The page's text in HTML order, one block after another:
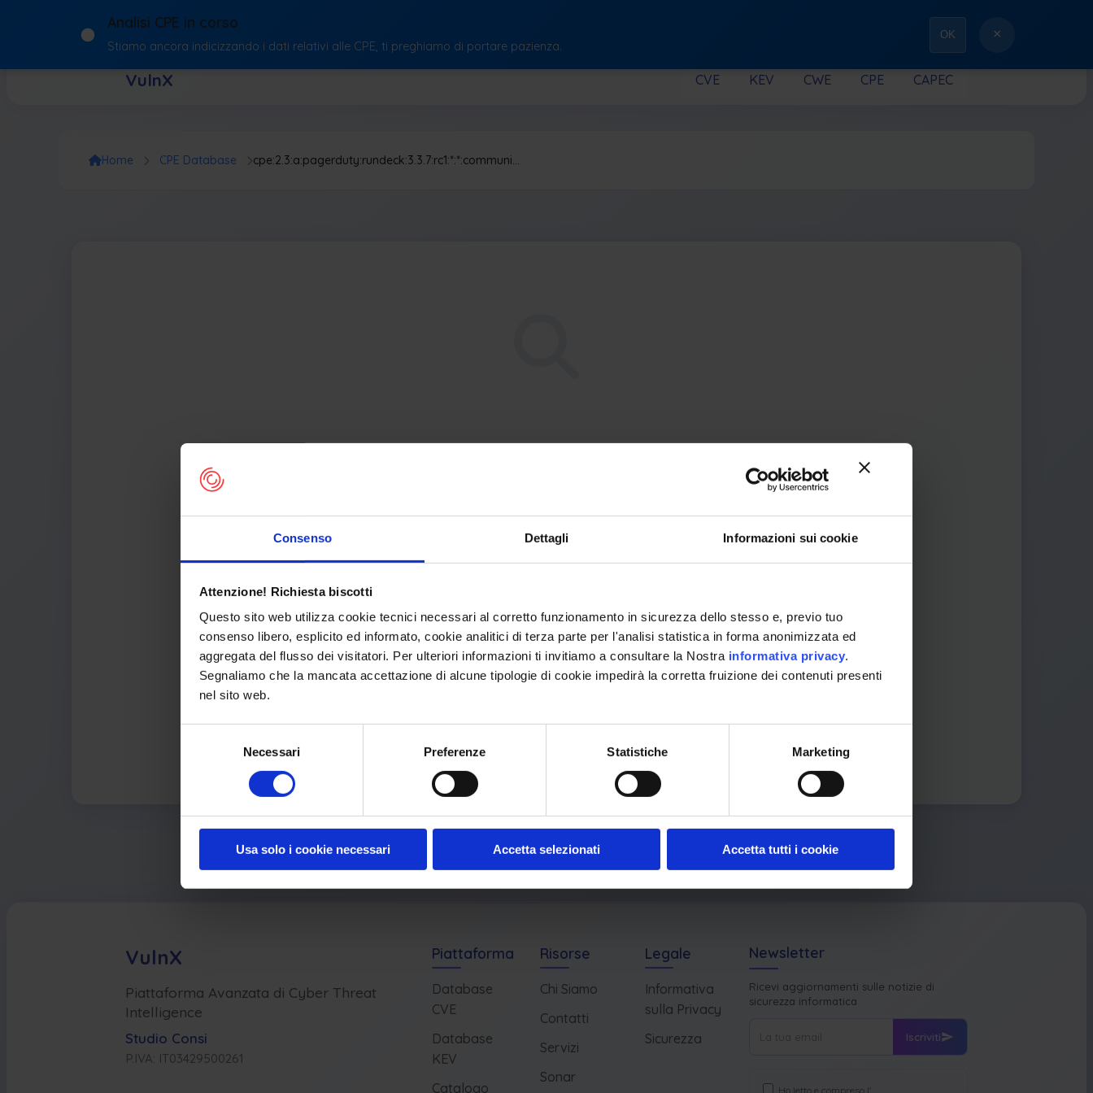
Consenso Dettagli Informazioni sui cookie
Attenzione! Richiesta biscotti
Questo sito web utilizza cookie tecnici necessari al corretto funzionamento in sicurezza dello stesso e, previo tuo
consenso libero, esplicito ed informato, cookie analitici di terza parte per l'analisi statistica in forma anonimizzata ed
aggregata del flusso dei visitatori. Per ulteriori informazioni ti invitiamo a consultare la Nostra informativa privacy.
Segnaliamo che la mancata accettazione di alcune tipologie di cookie impedirà la corretta fruizione dei contenuti presenti
nel sito web.
Necessari Preferenze Statistiche Marketing
Usa solo i cookie necessari Accetta selezionati Accetta tutti i cookie
VulnX CVE KEV CWE CPE CAPEC
Home CPE Database cpe:2.3:a:pagerduty:rundeck:3.3.7:rc1:*:*:communi…
CPE Not Found [YET?]
The requested CPE could not be found in our database. It
may have been removed or the identifier might be
incorrect.
Browse All CPEs
VulnX
Piattaforma Avanzata di Cyber Threat
Intelligence
Studio Consi
P.IVA: IT03429500261
Piattaforma
Database
CVE
Database
KEV
Catalogo
Risorse
Chi Siamo
Contatti
Servizi
Sonar
Legale
Informativa
sulla Privacy
Sicurezza
Newsletter
Ricevi aggiornamenti sulle notizie di
sicurezza informatica
Iscriviti
Ho letto e compreso l'
Analisi CPE in corso
Stiamo ancora indicizzando i dati relativi alle CPE, ti preghiamo di portare pazienza.
OK ×